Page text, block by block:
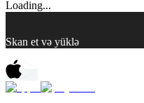
Loading...
Skan et və yüklə